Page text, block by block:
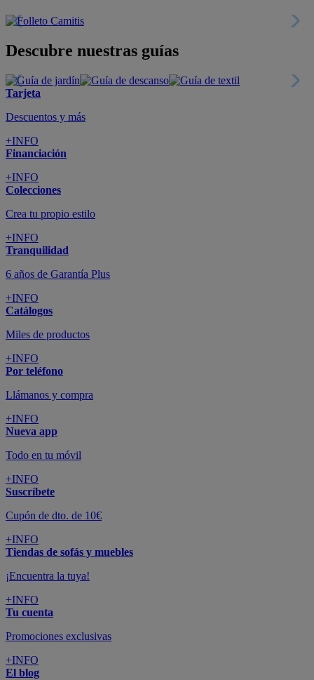
Descubre nuestras guías
Tarjeta
Descuentos y más
+INFO
Financiación
+INFO
Colecciones
Crea tu propio estilo
+INFO
Tranquilidad
6 años de Garantía Plus
+INFO
Catálogos
Miles de productos
+INFO
Por teléfono
Llámanos y compra
+INFO
Nueva app
Todo en tu móvil
+INFO
Suscríbete
Cupón de dto. de 10€
+INFO
Tiendas de sofás y muebles
¡Encuentra la tuya!
+INFO
Tu cuenta
Promociones exclusivas
+INFO
El blog